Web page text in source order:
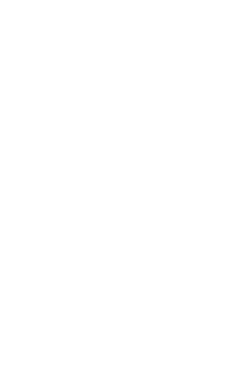
para revolucionar su